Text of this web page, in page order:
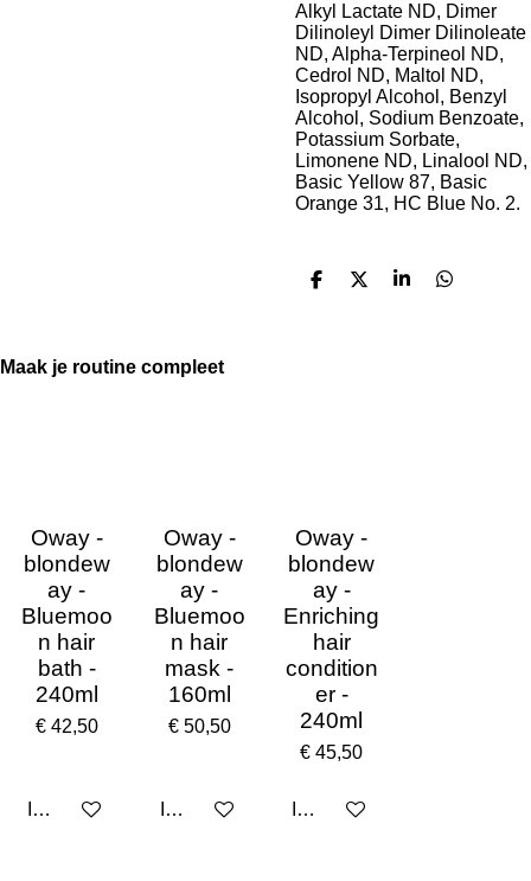
Alkyl Lactate ND, Dimer
Dilinoleyl Dimer Dilinoleate
ND, Alpha-Terpineol ND,
Cedrol ND, Maltol ND,
Isopropyl Alcohol, Benzyl
Alcohol, Sodium Benzoate,
Potassium Sorbate,
Limonene ND, Linalool ND,
Basic Yellow 87, Basic
Orange 31, HC Blue No. 2.
D
D
S
D
Maak je routine compleet
Oway -
blondew
ay -
Bluemoo
n hair
bath -
240ml
€ 42,50
In winkelwagen
Oway -
blondew
ay -
Bluemoo
n hair
mask -
160ml
€ 50,50
In winkelwagen
Oway -
blondew
ay -
Enriching
hair
condition
er -
240ml
€ 45,50
In winkelwagen